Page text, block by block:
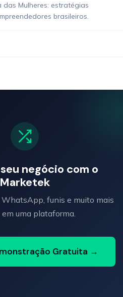
das Mulheres: estratégias
brasileiros.
negócio com o
Marketek
WhatsApp, funis e muito mais
uma plataforma.
Gratuita →